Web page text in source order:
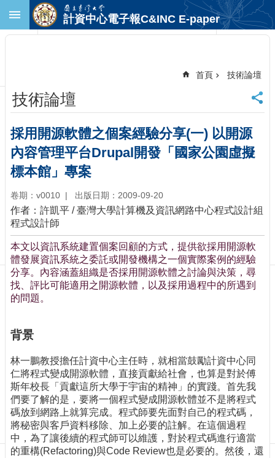
跳到主要內容區塊
首
頁
臺
大
首
頁
中
首
頁
聯
絡
資
訊
訂
消
站
導
覽
最
新
消
息
計資中心電子報C&INC E-paper
首頁 技術論壇
技術論壇
採用開源軟體之個案經驗分享(一) 以開源
內容管理平台Drupal開發「國家公園虛擬
標本館」專案
卷期：v0010 出版日期：2009-09-20
作者：許凱平 / 臺灣大學計算機及資訊網路中心程式設計組
程式設計師
本文以資訊系統建置個案回顧的方式，提供欲採用開源軟
體發展資訊系統之委託或開發機構之一個實際案例的經驗
分享。內容涵蓋組織是否採用開源軟體之討論與決策，尋
找、評比可能適用之開源軟體，以及採用過程中的所遇到
的問題。
背景
林一鵬教授擔任計資中心主任時，就相當鼓勵計資中心同
仁將程式變成開源軟體，直接貢獻給社會，也算是對於傅
斯年校長「貢獻這所大學于宇宙的精神」的實踐。首先我
們要了解的是，要將一個程式變成開源軟體並不是將程式
碼放到網路上就算完成。程式師要先面對自己的程式碼，
將秘密與客戶資料移除、加上必要的註解。在這個過程
中，為了讓後續的程式師可以維護，對於程式碼進行適當
的重構(Refactoring)與Code Review也是必要的。然後，還